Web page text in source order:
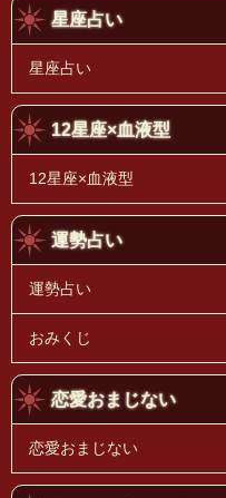
星座占い
星座占い
12星座×血液型
12星座×血液型
運勢占い
運勢占い
おみくじ
恋愛おまじない
恋愛おまじない